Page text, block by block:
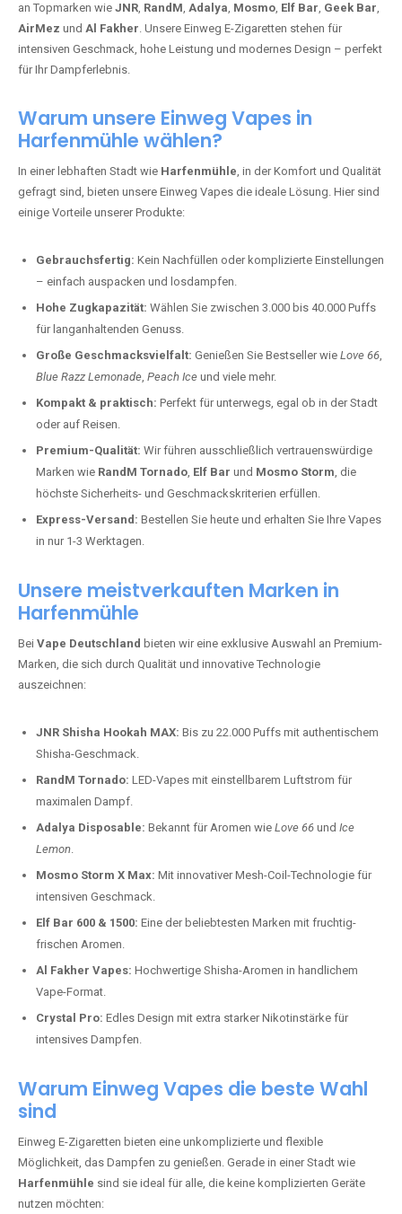
an Topmarken wie JNR, RandM, Adalya, Mosmo, Elf Bar, Geek Bar,
AirMez und Al Fakher. Unsere Einweg E-Zigaretten stehen für
intensiven Geschmack, hohe Leistung und modernes Design – perfekt
für Ihr Dampferlebnis.
Warum unsere Einweg Vapes in
Harfenmühle wählen?
In einer lebhaften Stadt wie Harfenmühle, in der Komfort und Qualität
gefragt sind, bieten unsere Einweg Vapes die ideale Lösung. Hier sind
einige Vorteile unserer Produkte:
Gebrauchsfertig: Kein Nachfüllen oder komplizierte Einstellungen
– einfach auspacken und losdampfen.
Hohe Zugkapazität: Wählen Sie zwischen 3.000 bis 40.000 Puffs
für langanhaltenden Genuss.
Große Geschmacksvielfalt: Genießen Sie Bestseller wie Love 66,
Blue Razz Lemonade, Peach Ice und viele mehr.
Kompakt & praktisch: Perfekt für unterwegs, egal ob in der Stadt
oder auf Reisen.
Premium-Qualität: Wir führen ausschließlich vertrauenswürdige
Marken wie RandM Tornado, Elf Bar und Mosmo Storm, die
höchste Sicherheits- und Geschmackskriterien erfüllen.
Express-Versand: Bestellen Sie heute und erhalten Sie Ihre Vapes
in nur 1-3 Werktagen.
Unsere meistverkauften Marken in
Harfenmühle
Bei Vape Deutschland bieten wir eine exklusive Auswahl an Premium-
Marken, die sich durch Qualität und innovative Technologie
auszeichnen:
JNR Shisha Hookah MAX: Bis zu 22.000 Puffs mit authentischem
Shisha-Geschmack.
RandM Tornado: LED-Vapes mit einstellbarem Luftstrom für
maximalen Dampf.
Adalya Disposable: Bekannt für Aromen wie Love 66 und Ice
Lemon.
Mosmo Storm X Max: Mit innovativer Mesh-Coil-Technologie für
intensiven Geschmack.
Elf Bar 600 & 1500: Eine der beliebtesten Marken mit fruchtig-
frischen Aromen.
Al Fakher Vapes: Hochwertige Shisha-Aromen in handlichem
Vape-Format.
Crystal Pro: Edles Design mit extra starker Nikotinstärke für
intensives Dampfen.
Warum Einweg Vapes die beste Wahl
sind
Einweg E-Zigaretten bieten eine unkomplizierte und flexible
Möglichkeit, das Dampfen zu genießen. Gerade in einer Stadt wie
Harfenmühle sind sie ideal für alle, die keine komplizierten Geräte
nutzen möchten: